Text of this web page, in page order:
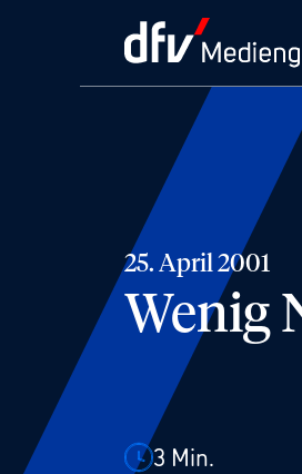
25. April 2001
Wenig
3 Min.